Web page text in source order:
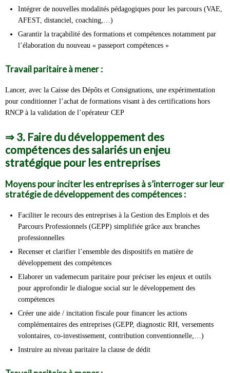
Intégrer de nouvelles modalités pédagogiques pour les parcours (VAE,
AFEST, distanciel, coaching,…)
Garantir la traçabilité des formations et compétences notamment par
l’élaboration du nouveau « passeport compétences »
Travail paritaire à mener :
Lancer, avec la Caisse des Dépôts et Consignations, une expérimentation
pour conditionner l’achat de formations visant à des certifications hors
RNCP à la validation de l’opérateur CEP
⇒ 3. Faire du développement des
compétences des salariés un enjeu
stratégique pour les entreprises
Moyens pour inciter les entreprises à s’interroger sur leur
stratégie de développement des compétences :
Faciliter le recours des entreprises à la Gestion des Emplois et des
Parcours Professionnels (GEPP) simplifiée grâce aux branches
professionnelles
Recenser et clarifier l’ensemble des dispositifs en matière de
développement des compétences
Elaborer un vademecum paritaire pour préciser les enjeux et outils
pour approfondir le dialogue social sur le développement des
compétences
Créer une aide / incitation fiscale pour financer les actions
complémentaires des entreprises (GEPP, diagnostic RH, versements
volontaires, co-investissement, contribution conventionnelle,…)
Instruire au niveau paritaire la clause de dédit